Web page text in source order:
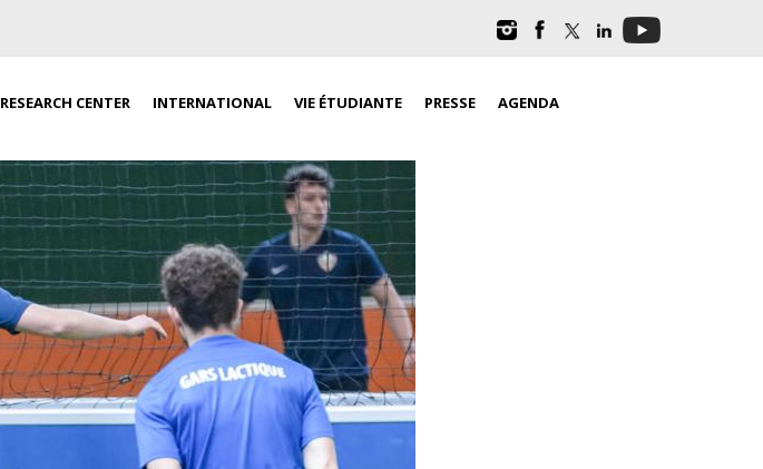
RESEARCH CENTER INTERNATIONAL VIE ÉTUDIANTE PRESSE AGENDA